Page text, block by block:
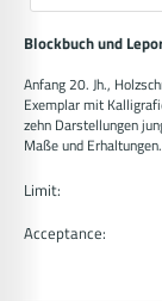
Blockbuch und
Anfang 20. Jh.,
Exemplar mit
zehn Darstellungen
Maße und Erhaltungen.
Limit:
Acceptance: